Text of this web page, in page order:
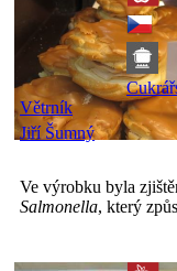
Větrník
Jiří Šumný
Ve výrobku byla
Salmonella, který